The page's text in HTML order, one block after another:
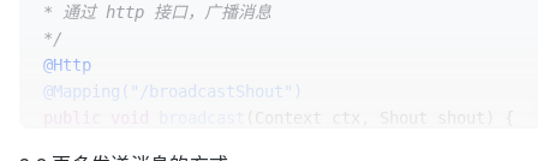
* 通过 http 接口，广播消息
*/
@Http
@Mapping("/broadcastShout")
public